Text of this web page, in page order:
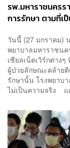
รพ.มหาราชนครร
การรักษา ตามที่เ
วันนี้ (27 มกราคม)
พยาบาลมหาราชนค
เชียลเน็ตเวิร์กต่าง
ผู้ป่วยลักษณะคล้ายติ
รักษานั้น โรงพยาบ
ไม่เป็นความจริง แ